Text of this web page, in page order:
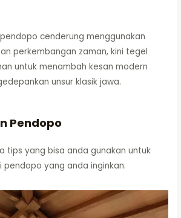
cenderung menggunakan
perkembangan zaman, kini tegel
untuk menambah kesan modern
unsur klasik jawa.
Pendopo
tips yang bisa anda gunakan untuk
pendopo yang anda inginkan.